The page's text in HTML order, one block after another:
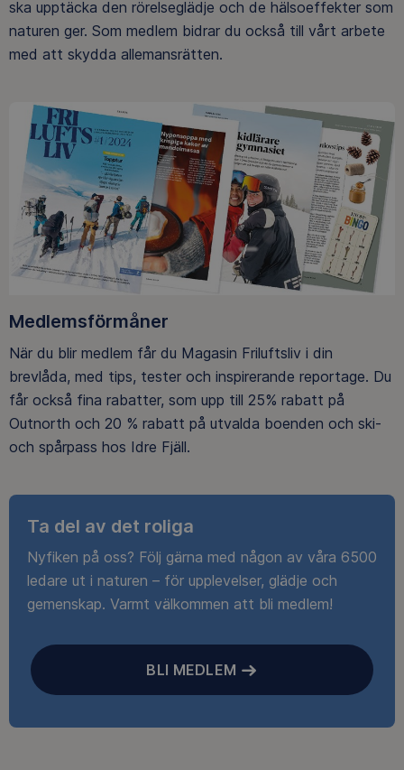
ska upptäcka den rörelseglädje och de hälsoeffekter som
naturen ger. Som medlem bidrar du också till vårt arbete
med att skydda allemansrätten.
Medlemsförmåner
När du blir medlem får du Magasin Friluftsliv i din
brevlåda, med tips, tester och inspirerande reportage. Du
får också fina rabatter, som upp till 25% rabatt på
Outnorth och 20 % rabatt på utvalda boenden och ski-
och spårpass hos Idre Fjäll.
Ta del av det roliga
Nyfiken på oss? Följ gärna med någon av våra 6500
ledare ut i naturen – för upplevelser, glädje och
gemenskap. Varmt välkommen att bli medlem!
BLI MEDLEM